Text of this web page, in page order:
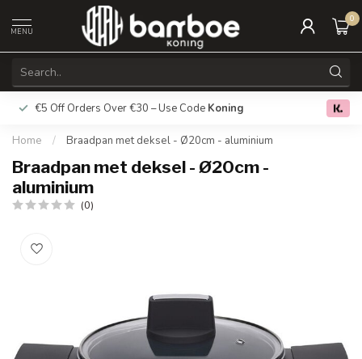
MENU
0
€5 Off Orders Over €30 – Use Code Koning Free
Home / Braadpan met deksel - Ø20cm - aluminium
Braadpan met deksel - Ø20cm -
aluminium
(0)